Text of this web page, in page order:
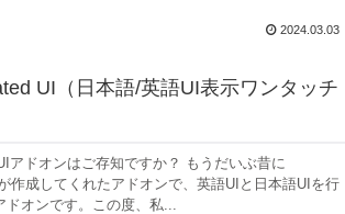
2024.03.03
UI（日本語/英語UI表示ワンタッチ
アドオンはご存知ですか？ もうだいぶ昔に
作成してくれたアドオンで、英語UIと日本語UIを行
オンです。この度、私...